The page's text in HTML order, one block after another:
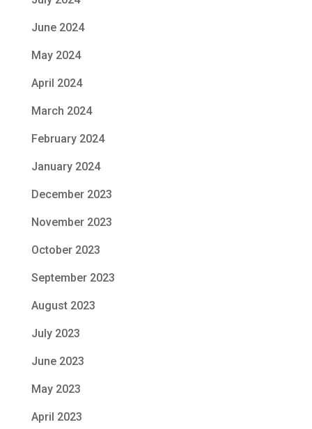
June 2024
May 2024
April 2024
March 2024
February 2024
January 2024
December 2023
November 2023
October 2023
September 2023
August 2023
July 2023
June 2023
May 2023
April 2023